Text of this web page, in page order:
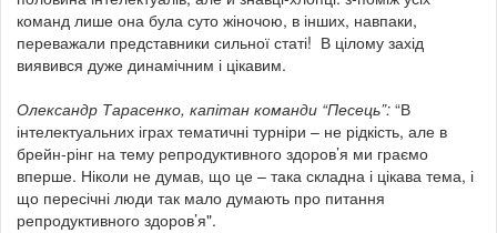
команд лише она була суто жіночою, в інших, навпаки,
переважали представники сильної статі! В цілому захід
виявився дуже динамічним і цікавим.
Олександр Тарасенко, капітан команди “Песець”: “В
інтелектуальних іграх тематичні турніри – не рідкість, але в
брейн-рінг на тему репродуктивного здоров’я ми граємо
вперше. Ніколи не думав, що це – така складна і цікава тема, і
що пересічні люди так мало думають про питання
репродуктивного здоров’я".